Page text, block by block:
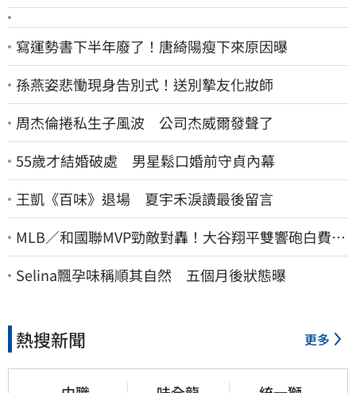
寫運勢書下半年廢了！唐綺陽瘦下來原因曝
孫燕姿悲慟現身告別式！送別摯友化妝師
周杰倫捲私生子風波 公司杰威爾發聲了
55歲才結婚破處 男星鬆口婚前守貞內幕
王凱《百味》退場 夏宇禾淚讀最後留言
MLB／和國聯MVP勁敵對轟！大谷翔平雙響砲白費
道奇連2系列賽慘遭橫掃
Selina飄孕味稱順其自然 五個月後狀態曝
熱搜新聞 更多